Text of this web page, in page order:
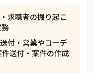
求職者の掘り起こ
務
付・営業やコーデ
送付・案件の作成